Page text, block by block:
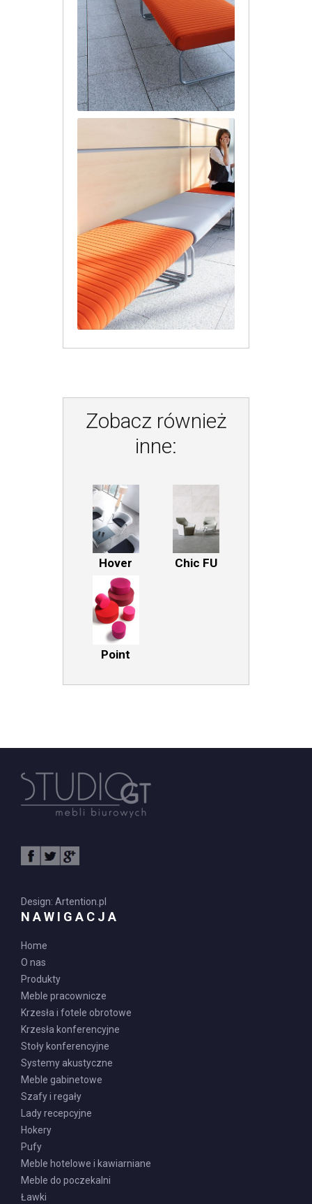
Zobacz również
inne:
Hover Chic FU
Point
Design: Artention.pl
NAWIGACJA
Home
O nas
Produkty
Meble pracownicze
Krzesła i fotele obrotowe
Krzesła konferencyjne
Stoły konferencyjne
Systemy akustyczne
Meble gabinetowe
Szafy i regały
Lady recepcyjne
Hokery
Pufy
Meble hotelowe i kawiarniane
Meble do poczekalni
Ławki